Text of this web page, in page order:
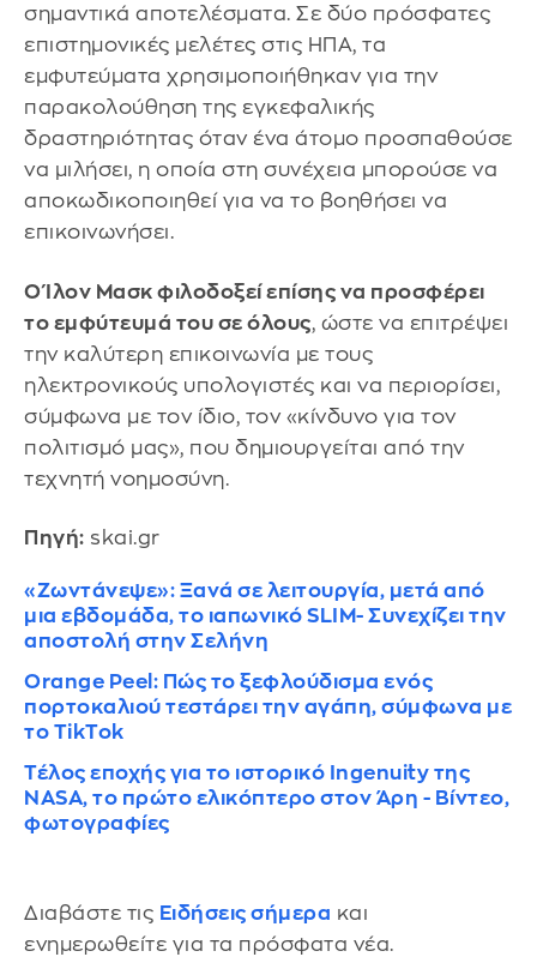
σημαντικά αποτελέσματα. Σε δύο πρόσφατες
επιστημονικές μελέτες στις ΗΠΑ, τα
εμφυτεύματα χρησιμοποιήθηκαν για την
παρακολούθηση της εγκεφαλικής
δραστηριότητας όταν ένα άτομο προσπαθούσε
να μιλήσει, η οποία στη συνέχεια μπορούσε να
αποκωδικοποιηθεί για να το βοηθήσει να
επικοινωνήσει.
Ο Ίλον Μασκ φιλοδοξεί επίσης να προσφέρει
το εμφύτευμά του σε όλους, ώστε να επιτρέψει
την καλύτερη επικοινωνία με τους
ηλεκτρονικούς υπολογιστές και να περιορίσει,
σύμφωνα με τον ίδιο, τον «κίνδυνο για τον
πολιτισμό μας», που δημιουργείται από την
τεχνητή νοημοσύνη.
Πηγή: skai.gr
«Ζωντάνεψε»: Ξανά σε λειτουργία, μετά από
μια εβδομάδα, το ιαπωνικό SLIM- Συνεχίζει την
αποστολή στην Σελήνη
Orange Peel: Πώς το ξεφλούδισμα ενός
πορτοκαλιού τεστάρει την αγάπη, σύμφωνα με
το TikTok
Τέλος εποχής για το ιστορικό Ingenuity της
NASA, το πρώτο ελικόπτερο στον Άρη - Βίντεο,
φωτογραφίες
Διαβάστε τις Ειδήσεις σήμερα και
ενημερωθείτε για τα πρόσφατα νέα.